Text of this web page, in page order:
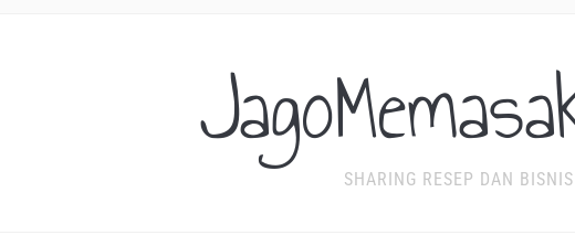
SHARING RESEP DAN BISNIS